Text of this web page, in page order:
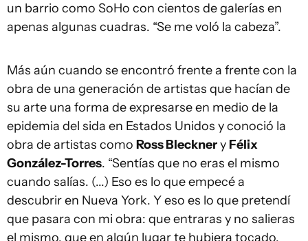
un barrio como SoHo con cientos de galerías en
apenas algunas cuadras. “Se me voló la cabeza”.
Más aún cuando se encontró frente a frente con la
obra de una generación de artistas que hacían de
su arte una forma de expresarse en medio de la
epidemia del sida en Estados Unidos y conoció la
obra de artistas como Ross Blecknery Félix
González-Torres. “Sentías que no eras el mismo
cuando salías. (...) Eso es lo que empecé a
descubrir en Nueva York. Y eso es lo que pretendí
que pasara con mi obra: que entraras y no salieras
el mismo, que en algún lugar te hubiera tocado.